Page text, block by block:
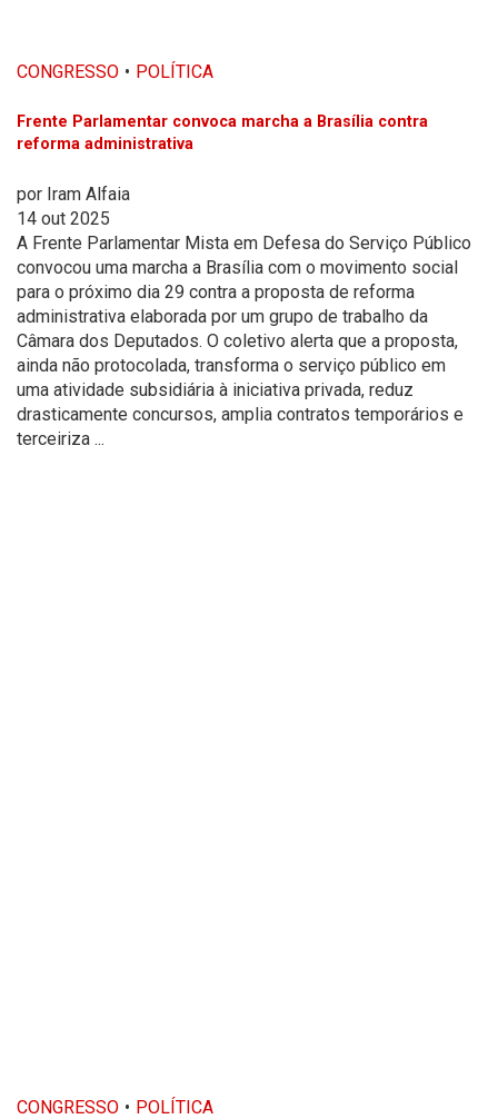
CONGRESSO POLÍTICA
Frente Parlamentar convoca marcha a Brasília contra
reforma administrativa
por Iram Alfaia
14 out 2025
A Frente Parlamentar Mista em Defesa do Serviço Público
convocou uma marcha a Brasília com o movimento social
para o próximo dia 29 contra a proposta de reforma
administrativa elaborada por um grupo de trabalho da
Câmara dos Deputados. O coletivo alerta que a proposta,
ainda não protocolada, transforma o serviço público em
uma atividade subsidiária à iniciativa privada, reduz
drasticamente concursos, amplia contratos temporários e
terceiriza ...
CONGRESSO POLÍTICA